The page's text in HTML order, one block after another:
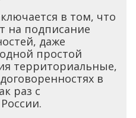
в том, что
на подписание
даже
простой
территориальные,
в
раз с